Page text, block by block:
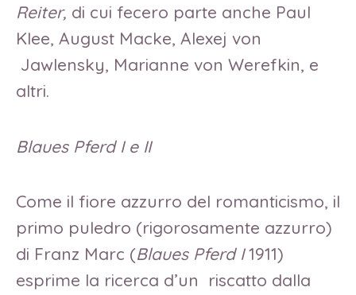
Reiter, di cui fecero parte anche Paul
Klee, August Macke, Alexej von
Jawlensky, Marianne von Werefkin, e
altri.
Blaues Pferd I e II
Come il fiore azzurro del romanticismo, il
primo puledro (rigorosamente azzurro)
di Franz Marc (Blaues Pferd I1911)
esprime la ricerca d’un riscatto dalla